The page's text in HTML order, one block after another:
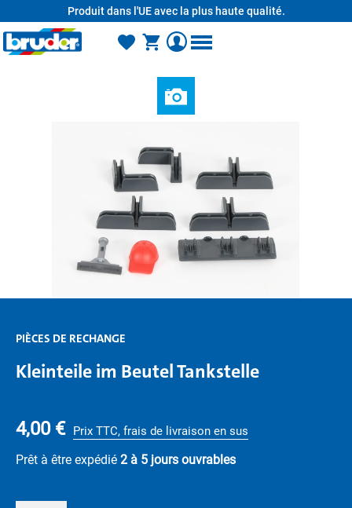
Produit dans l'UE avec la plus haute qualité.
PIÈCES DE RECHANGE
Kleinteile im Beutel Tankstelle
4,00 € Prix TTC, frais de livraison en sus
Prêt à être expédié 2 à 5 jours ouvrables